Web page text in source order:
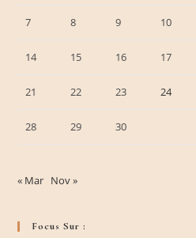
7 8 9 10
14 15 16 17
21 22 23 24
28 29 30
« Mar Nov »
Focus Sur :